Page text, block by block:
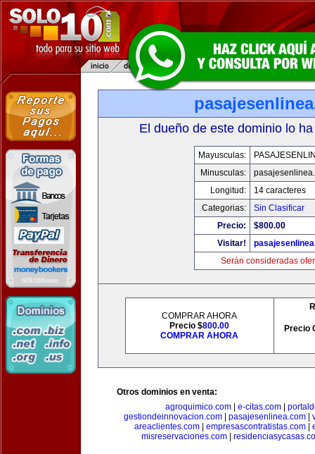
El dueño de este dominio lo
Mayusculas:
Minusculas:
Longitud:
14 caracteres
Categorias:
Sin Clasificar
Precio:
$800.00
Visitar!
Serán consideradas
COMPRAR AHORA
Precio $800.00
COMPRAR AHORA
Precio
Otros dominios en venta:
agroquimico.com
e-citas.com
gestiondeinnovacion.com| pasajesenlinea.com|
areaclientes.com| empresascontratistas.com|
misreservaciones.com|